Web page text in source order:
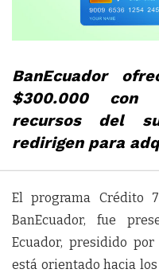
BanEcuador
$300.000 con
recursos del
redirigen para
El programa Crédito
BanEcuador, fue
Ecuador, presidido
está orientado hacia